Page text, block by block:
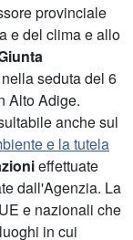
provinciale
e del clima e allo
seduta del 6
Alto Adige.
anche sul
e la tutela
effettuate
dall'Agenzia. La
e nazionali che
in cui